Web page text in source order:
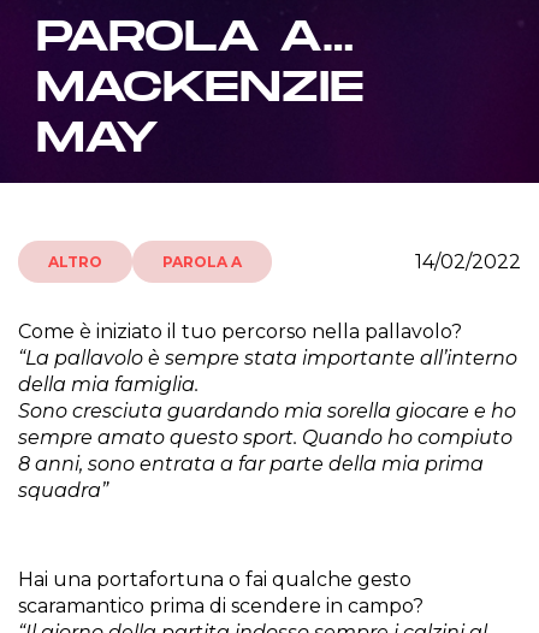
PAROLA A…
MACKENZIE
MAY
ALTRO PAROLA A 14/02/2022
Come è iniziato il tuo percorso nella pallavolo?
“La pallavolo è sempre stata importante all’interno
della mia famiglia.
Sono cresciuta guardando mia sorella giocare e ho
sempre amato questo sport. Quando ho compiuto
8 anni, sono entrata a far parte della mia prima
squadra”
Hai una portafortuna o fai qualche gesto
scaramantico prima di scendere in campo?